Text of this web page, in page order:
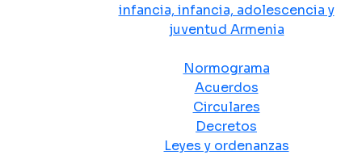
infancia, infancia, adolescencia y
juventud Armenia
Normograma
Acuerdos
Circulares
Decretos
Leyes y ordenanzas